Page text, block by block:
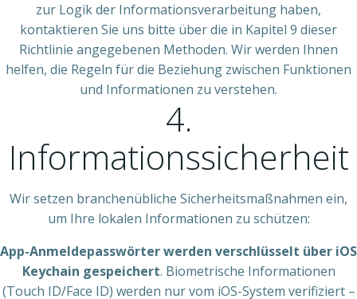
zur Logik der Informationsverarbeitung haben,
kontaktieren Sie uns bitte über die in Kapitel 9 dieser
Richtlinie angegebenen Methoden. Wir werden Ihnen
helfen, die Regeln für die Beziehung zwischen Funktionen
und Informationen zu verstehen.
4.
Informationssicherheit
Wir setzen branchenübliche Sicherheitsmaßnahmen ein,
um Ihre lokalen Informationen zu schützen:
App-Anmeldepasswörter werden verschlüsselt über iOS
Keychain gespeichert. Biometrische Informationen
(Touch ID/Face ID) werden nur vom iOS-System verifiziert –